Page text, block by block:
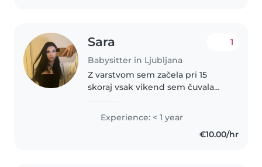
Sara
Babysitter in Ljubljana
1
Z varstvom sem začela pri 15
skoraj vsak vikend sem čuvala
sestrične in sosedove otroke. Je
res da nimam izpita ampak me
lahko mami vozi kamorkoli
Experience: < 1 year
€10.00/hr